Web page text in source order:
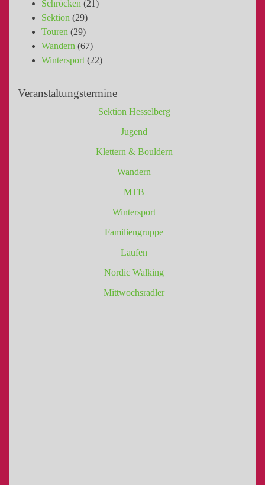
Schröcken (21)
Sektion (29)
Touren (29)
Wandern (67)
Wintersport (22)
Veranstaltungstermine
Sektion Hesselberg
Jugend
Klettern & Bouldern
Wandern
MTB
Wintersport
Familiengruppe
Laufen
Nordic Walking
Mittwochsradler